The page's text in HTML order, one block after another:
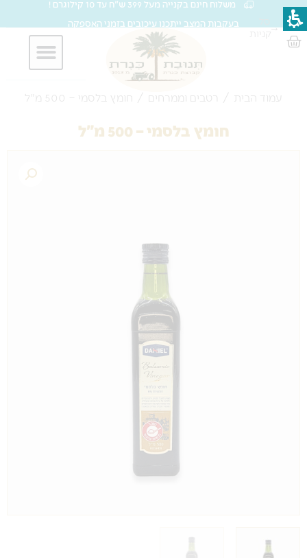
דילוג
לתוכן
משלוח חינם בקנייה מעל 399 ש"ח עד 10 קילוגרם !
בעקבות המצב ייתכנו עיכובים בזמני האספקה
עגלת
סל
→
קניות
עמוד הבית / רטבים וממרחים / חומץ בלסמי – 500 מ"ל
חומץ בלסמי – 500 מ"ל